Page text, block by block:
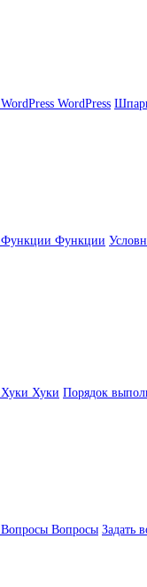
WordPress WordPress
Функции Функции
Хуки Хуки Порядок
Вопросы Вопросы Задать